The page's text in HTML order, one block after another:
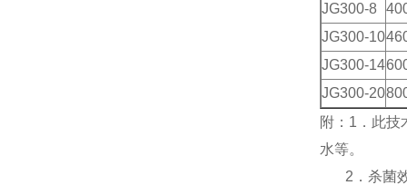
JG300-8
JG300-10
JG300-14
JG300-20
附：1．此
水等。
2．杀菌效